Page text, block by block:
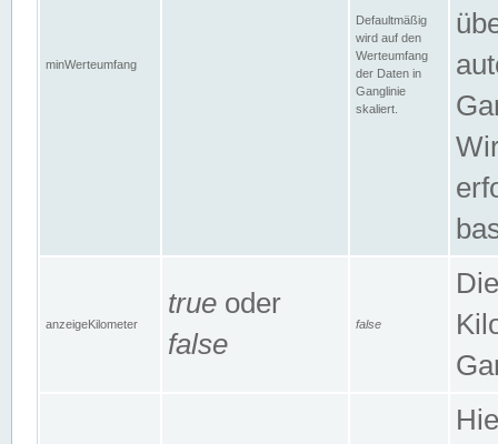
minWerteumfang
Defaultmäßig
wird auf den
Werteumfang
der Daten in
Ganglinie
skaliert.
anzeigeKilometer
true oder
false
false